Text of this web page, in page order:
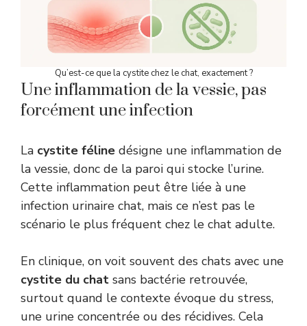
Qu’est-ce que la cystite chez le chat, exactement ?
Une inflammation de la vessie, pas
forcément une infection
La cystite féline désigne une inflammation de
la vessie, donc de la paroi qui stocke l’urine.
Cette inflammation peut être liée à une
infection urinaire chat, mais ce n’est pas le
scénario le plus fréquent chez le chat adulte.
En clinique, on voit souvent des chats avec une
cystite du chat sans bactérie retrouvée,
surtout quand le contexte évoque du stress,
une urine concentrée ou des récidives. Cela